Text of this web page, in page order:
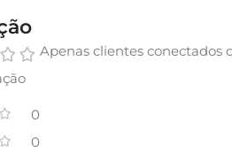
0
0
Apenas clientes conectados